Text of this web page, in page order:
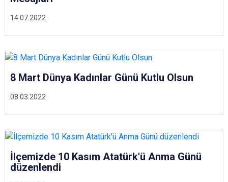
14.07.2022
08.03.2022
8 Mart Dünya Kadınlar Günü Kutlu Olsun
İlçemizde 10 Kasım Atatürk'ü Anma Günü
düzenlendi